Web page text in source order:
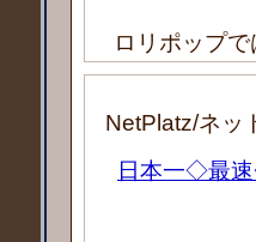
ロリポップで
NetPlatz/ネッ
日本一◇最